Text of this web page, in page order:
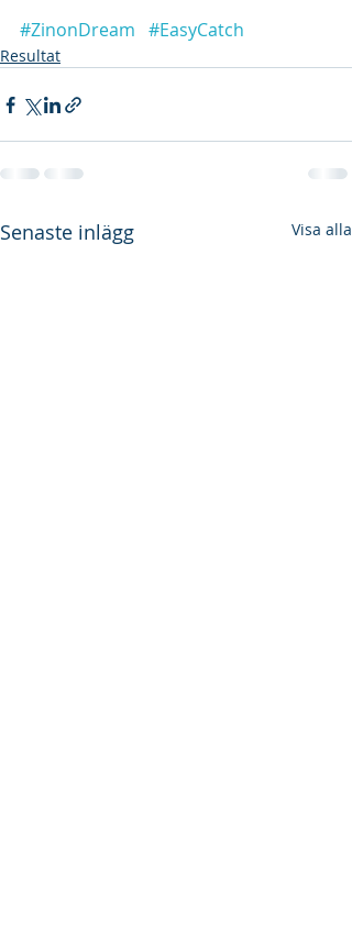
#ZinonDream #EasyCatch
Resultat
Senaste inlägg Visa alla